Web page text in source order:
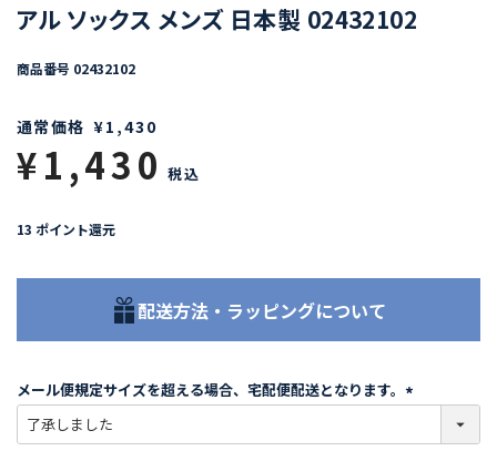
アル ソックス メンズ 日本製 02432102
商品番号 02432102
通常価格 ¥1,430
¥1,430 税込
13 ポイント還元
配送方法・ラッピングについて
メール便規定サイズを超える場合、宅配便配送となります。
必